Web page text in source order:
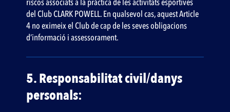
riscos associats a la pràctica de les activitats esportives
del Club CLARK POWELL. En qualsevol cas, aquest Article
4 no eximeix el Club de cap de les seves obligacions
d’informació i assessorament.
5. Responsabilitat civil/danys
personals: